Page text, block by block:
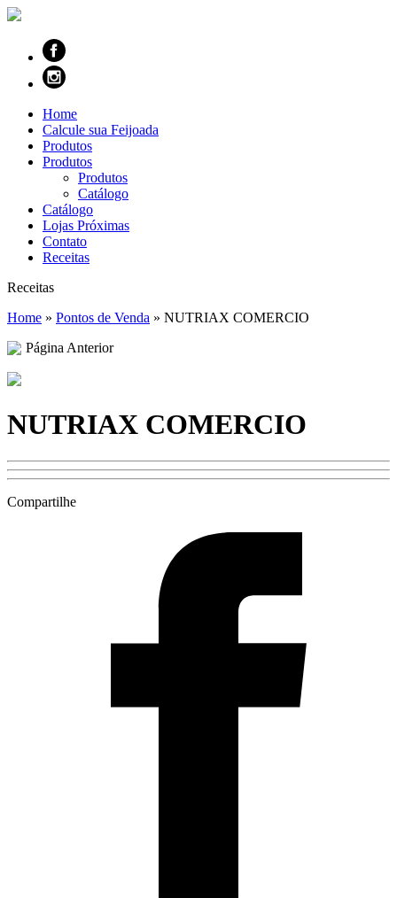
Home
Calcule sua Feijoada
Produtos
Produtos
Produtos
Catálogo
Catálogo
Lojas Próximas
Contato
Receitas
Receitas
Home » Pontos de Venda » NUTRIAX COMERCIO
Página Anterior
NUTRIAX COMERCIO
Compartilhe